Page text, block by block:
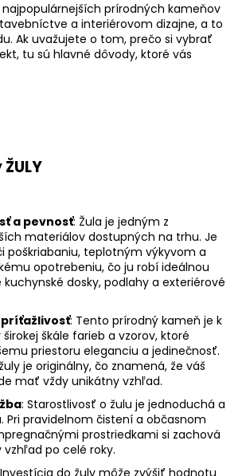
najpopulárnejších prírodných kameňov
a interiérovom dizajne, a to
Ak uvažujete o tom, prečo si vybrať
tu sú hlavné dôvody, ktoré vás
a pevnosť: Žula je jedným z
materiálov dostupných na trhu. Je
poškriabaniu, teplotným výkyvom a
opotrebeniu, čo ju robí ideálnou
dosky, podlahy a exteriérové
: Tento prírodný kameň je k
škále farieb a vzorov, ktoré
priestoru eleganciu a jedinečnosť.
je originálny, čo znamená, že váš
mať vždy unikátny vzhľad.
: Starostlivosť o žulu je jednoduchá a
Pri pravidelnom čistení a občasnom
prostriedkami si zachová
vzhľad po celé roky.